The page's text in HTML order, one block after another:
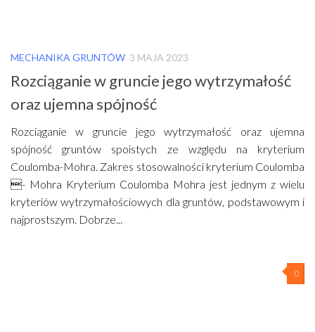
MECHANIKA GRUNTÓW 3 MAJA 2023
Rozciąganie w gruncie jego wytrzymałość
oraz ujemna spójność
Rozciąganie w gruncie jego wytrzymałość oraz ujemna
spójność gruntów spoistych ze względu na kryterium
Coulomba-Mohra. Zakres stosowalności kryterium Coulomba
- Mohra Kryterium Coulomba Mohra jest jednym z wielu
kryteriów wytrzymałościowych dla gruntów, podstawowym i
najprostszym. Dobrze...
0